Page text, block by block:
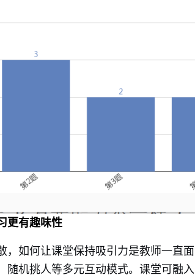
更有趣味性
，如何让课堂保持吸引力是教师一直
随机挑人等多元互动模式。课堂可融